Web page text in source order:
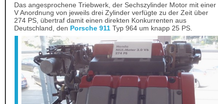
Das angesprochene Triebwerk, der Sechszylinder Motor mit einer
V Anordnung von jeweils drei Zylinder verfügte zu der Zeit über
274 PS, übertraf damit einen direkten Konkurrenten aus
Deutschland, den Porsche 911 Typ 964 um knapp 25 PS.